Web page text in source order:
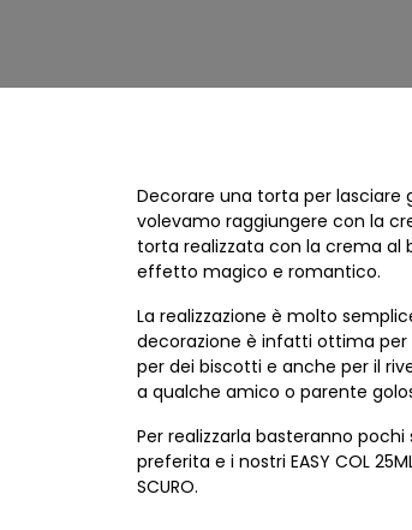
Decorare una torta per lasciare
volevamo raggiungere con la
torta realizzata con la crema al
effetto magico e romantico.
La realizzazione è molto
decorazione è infatti ottima
per dei biscotti e anche per il
a qualche amico o parente
Per realizzarla basteranno
preferita e i nostri EASY COL
SCURO.